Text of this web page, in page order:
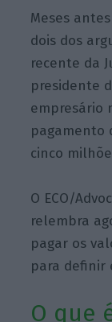
Meses
dois dos
recente da
presidente
empresário
pagamento
cinco
O ECO/
relembra
pagar os
para definir
O que